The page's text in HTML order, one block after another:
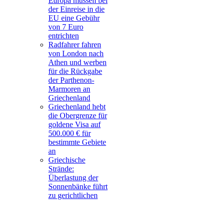
der Einreise in die
EU eine Gebühr
von 7 Euro
entrichten
Radfahrer fahren
von London nach
Athen und werben
für die Rückgabe
der Parthenon-
Marmoren an
Griechenland
Griechenland hebt
die Obergrenze für
goldene Visa auf
500.000 € für
bestimmte Gebiete
an
Griechische
Strände:
Überlastung der
Sonnenbänke führt
zu gerichtlichen